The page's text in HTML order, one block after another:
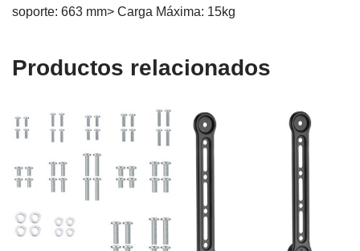
soporte: 663 mm> Carga Máxima: 15kg
Productos relacionados